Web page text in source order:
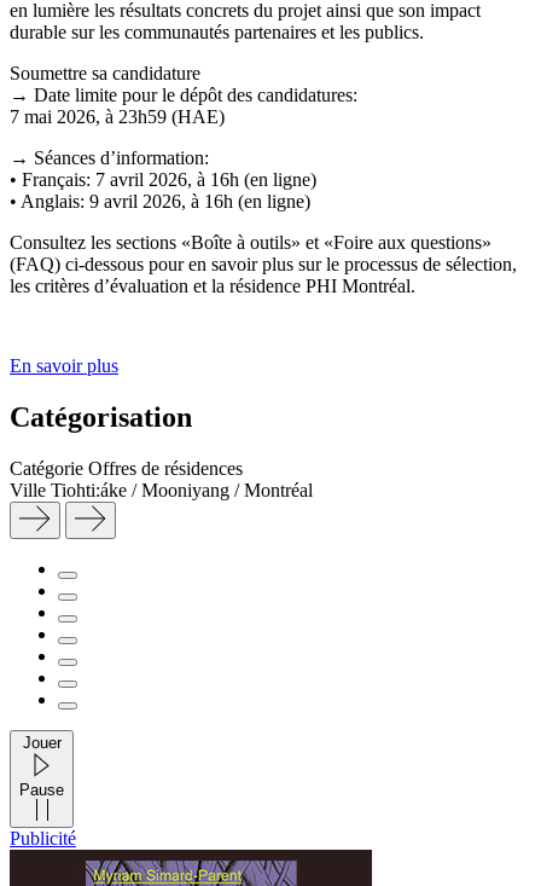
en lumière les résultats concrets du projet ainsi que son impact
durable sur les communautés partenaires et les publics.
Soumettre sa candidature
→ Date limite pour le dépôt des candidatures:
7 mai 2026, à 23h59 (HAE)
→ Séances d’information:
• Français: 7 avril 2026, à 16h (en ligne)
• Anglais: 9 avril 2026, à 16h (en ligne)
Consultez les sections «Boîte à outils» et «Foire aux questions»
(FAQ) ci-dessous pour en savoir plus sur le processus de sélection,
les critères d’évaluation et la résidence PHI Montréal.
En savoir plus
Catégorisation
Catégorie Offres de résidences
Ville Tiohti:áke / Mooniyang / Montréal
Jouer
Pause
Publicité